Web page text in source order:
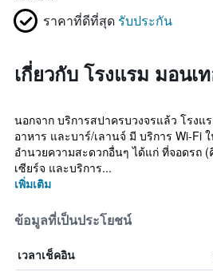
ราคาที่ดีที่สุด รับประกัน
เกี่ยวกับ โรงแรม มอนเ
นอกจาก บริการสปาครบวงจรแล้ว โรงแ
อาหาร และบาร์/เลานจ์ มี บริการ Wi-Fi
อำนวยความสะดวกอื่นๆ ได้แก่ ที่จอดรถ
เซียร์จ และบริการ...
เพิ่มเติม
ข้อมูลที่เป็นประโยชน์
เวลาเช็คอิน